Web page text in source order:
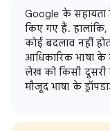
Google के
किए गए हैं.
कोई बदलाव नहीं
आधिकारिक भाषा के
लेख को किसी
मौजूद भाषा के